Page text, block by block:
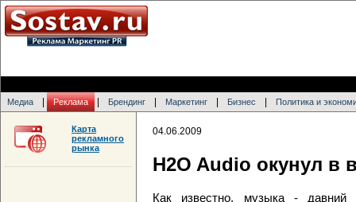
Медиа Реклама Брендинг Маркетинг Бизнес Политика и
04.06.2009
H2O Audio окунул в
Как известно, музыка - давний
Карта
рекламного
рынка